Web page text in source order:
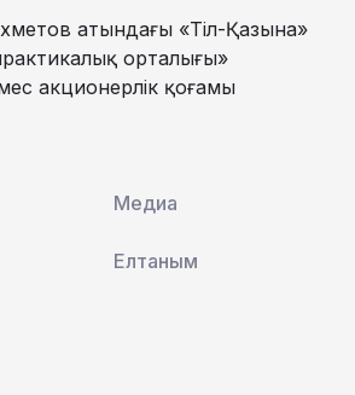
атындағы «Тіл-Қазына»
орталығы»
акционерлік қоғамы
Медиа
Елтаным